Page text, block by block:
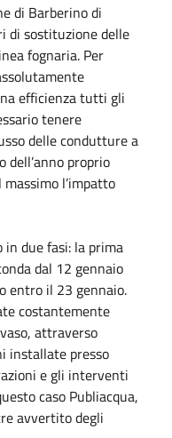
di Barberino di
di sostituzione delle
fognaria. Per
efficienza tutti gli
tenere
delle condutture a
dell’anno proprio
l’impatto
in due fasi: la prima
dal 12 gennaio
entro il 23 gennaio.
costantemente
attraverso
installate presso
e gli interventi
caso Publiacqua,
avvertito degli